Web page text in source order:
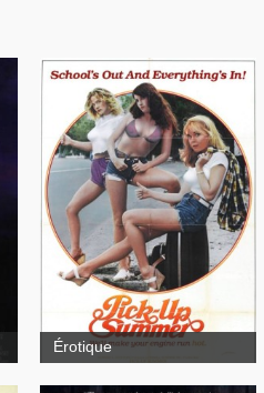
Pinball Summer L'arcade
des cinglés
Érotique